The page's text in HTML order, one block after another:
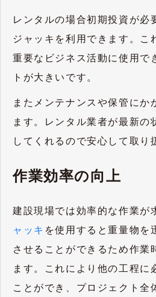
レンタルの場合初期投資が必
ジャッキを利用できます。こ
重要なビジネス活動に使用で
トが大きいです。
またメンテナンスや保管にか
ます。レンタル業者が最新の
してくれるので安心して取り
作業効率の向上
建設現場では効率的な作業が
ャッキ を使用すると重量物を
させることができるため作業
ます。これにより他の工程に
ことができ、プロジェクト全